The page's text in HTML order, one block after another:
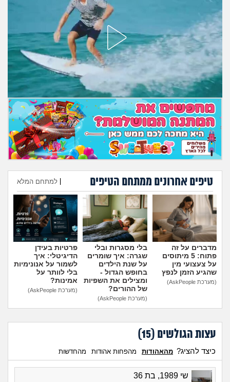
בית, שכנים ושותפים
מה שעובר עליי
שומרים על הגוף
פיננסי וכלכלה
בין הסדינים
חיות מחמד
יוקר המחיה
גאווה
טיפים אחרונים ממתחם הטיפים למתחם המלא
הוספת טיפ
מדברים על זה
פתוח: 5 מיתוסים
על צעצועי מין
שהגיע הזמן לנפץ
(מערכת AskPeople)
בלי מסגרות ובלי
שגרה: איך שומרים
על שנת הילדים
בחופש הגדול -
ומצילים את השפיות
של ההורים?
(מערכת AskPeople)
פרטיות בעידן
הדיגיטלי: איך
לשמור על אנונימיות
בלי לוותר על
אמינות?
(מערכת AskPeople)
עצות הגולשים (15
)
כיצד להציג? מהאהודות מהפחות אהודות מהחדשות
שי 1989, בת 36